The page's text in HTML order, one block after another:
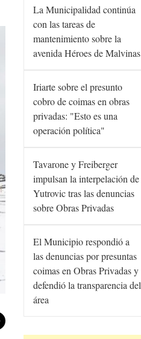
La Municipalidad continúa
con las tareas de
mantenimiento sobre la
avenida Héroes de Malvinas
Iriarte sobre el presunto
cobro de coimas en obras
privadas: "Esto es una
operación política"
Tavarone y Freiberger
impulsan la interpelación de
Yutrovic tras las denuncias
sobre Obras Privadas
El Municipio respondió a
las denuncias por presuntas
coimas en Obras Privadas y
defendió la transparencia del
área